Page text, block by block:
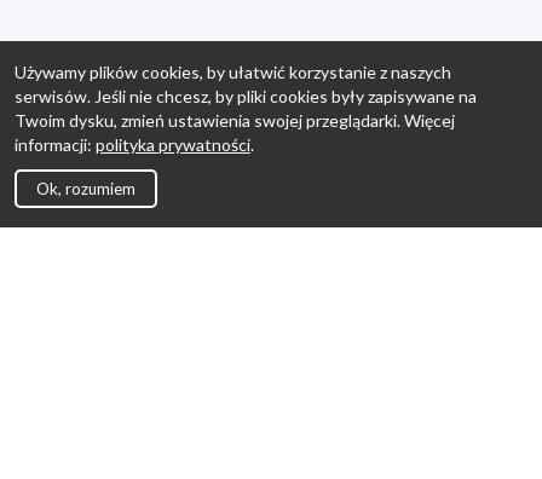
Używamy plików cookies, by ułatwić korzystanie z naszych
serwisów. Jeśli nie chcesz, by pliki cookies były zapisywane na
Twoim dysku, zmień ustawienia swojej przeglądarki. Więcej
informacji: polityka prywatności.
Ok, rozumiem